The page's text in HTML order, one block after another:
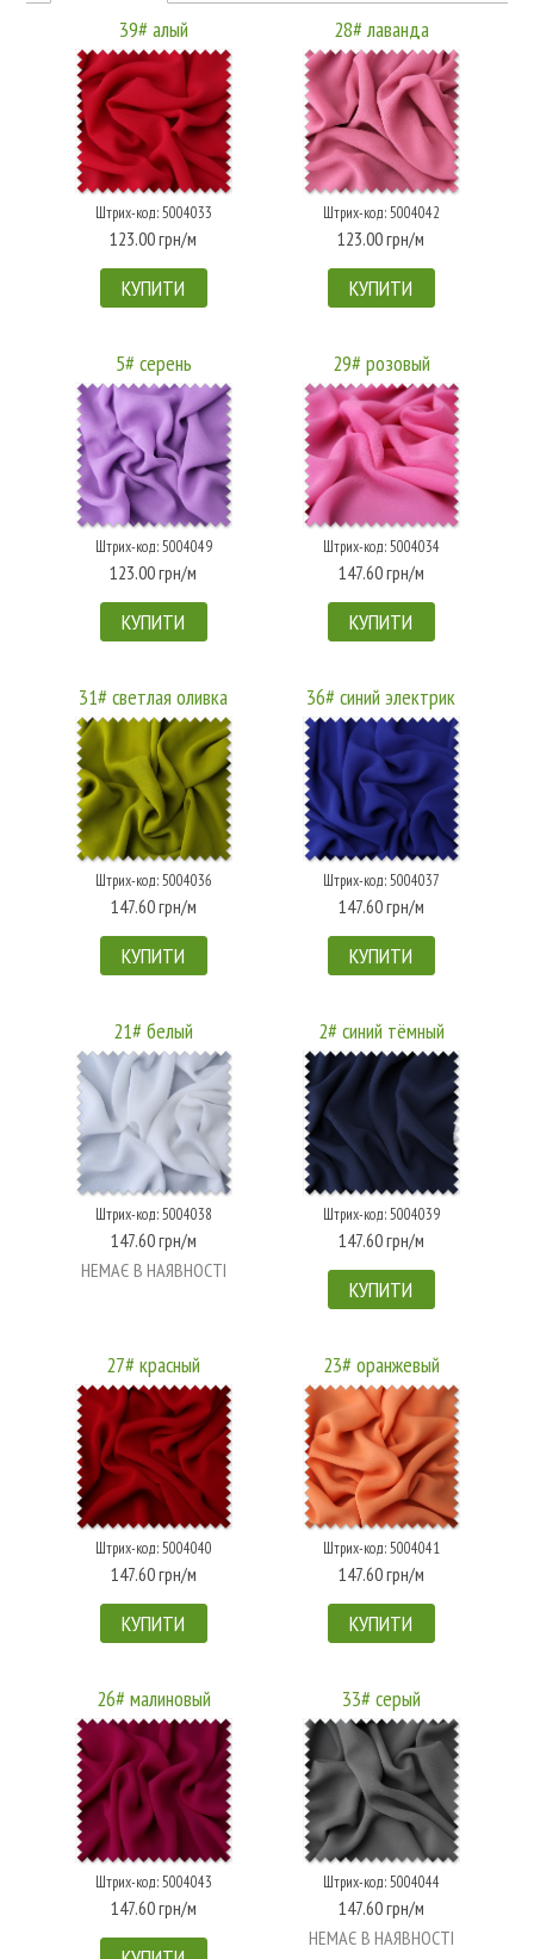
39# алый
Штрих-код: 5004033
123.00 грн/м
КУПИТИ
28# лаванда
Штрих-код: 5004042
123.00 грн/м
КУПИТИ
5# серень
Штрих-код: 5004049
123.00 грн/м
КУПИТИ
29# розовый
Штрих-код: 5004034
147.60 грн/м
КУПИТИ
31# светлая оливка
Штрих-код: 5004036
147.60 грн/м
КУПИТИ
36# синий электрик
Штрих-код: 5004037
147.60 грн/м
КУПИТИ
21# белый
Штрих-код: 5004038
147.60 грн/м
НЕМАЄ В НАЯВНОСТІ
2# синий тёмный
Штрих-код: 5004039
147.60 грн/м
КУПИТИ
27# красный
Штрих-код: 5004040
147.60 грн/м
КУПИТИ
23# оранжевый
Штрих-код: 5004041
147.60 грн/м
КУПИТИ
26# малиновый
Штрих-код: 5004043
147.60 грн/м
33# серый
Штрих-код: 5004044
147.60 грн/м
НЕМАЄ В НАЯВНОСТІ